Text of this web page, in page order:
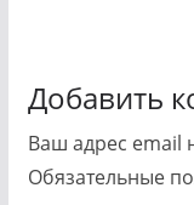
Добавить
Ваш адрес email
Обязательные